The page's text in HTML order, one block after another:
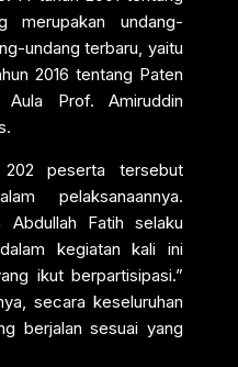
merupakan undang-
undang terbaru, yaitu
2016 tentang Paten
Prof. Amiruddin
peserta tersebut
pelaksanaannya.
Abdullah Fatih selaku
kegiatan kali ini
ikut berpartisipasi.”
secara keseluruhan
berjalan sesuai yang